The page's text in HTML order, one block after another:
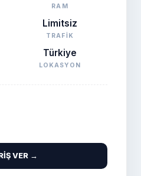
RAM
Limitsiz
TRAFIK
Türkiye
LOKASYON
VER →